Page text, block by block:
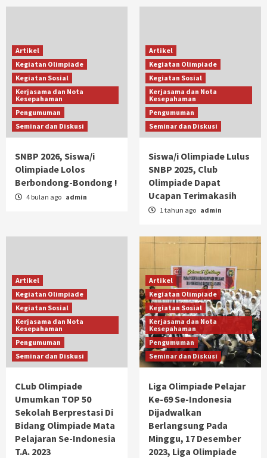
Artikel
Kegiatan Olimpiade
Kegiatan Sosial
Kerjasama dan Nota
Kesepahaman
Pengumuman
Seminar dan Diskusi
SNBP 2026, Siswa/i
Olimpiade Lolos
Berbondong-Bondong !
4 bulan ago admin
Artikel
Kegiatan Olimpiade
Kegiatan Sosial
Kerjasama dan Nota
Kesepahaman
Pengumuman
Seminar dan Diskusi
Siswa/i Olimpiade Lulus
SNBP 2025, Club
Olimpiade Dapat
Ucapan Terimakasih
1 tahun ago admin
Artikel
Kegiatan Olimpiade
Kegiatan Sosial
Kerjasama dan Nota
Kesepahaman
Pengumuman
Seminar dan Diskusi
CLub Olimpiade
Umumkan TOP 50
Sekolah Berprestasi Di
Bidang Olimpiade Mata
Pelajaran Se-Indonesia
T.A. 2023
Artikel
Kegiatan Olimpiade
Kegiatan Sosial
Kerjasama dan Nota
Kesepahaman
Pengumuman
Seminar dan Diskusi
Liga Olimpiade Pelajar
Ke-69 Se-Indonesia
Dijadwalkan
Berlangsung Pada
Minggu, 17 Desember
2023, Liga Olimpiade